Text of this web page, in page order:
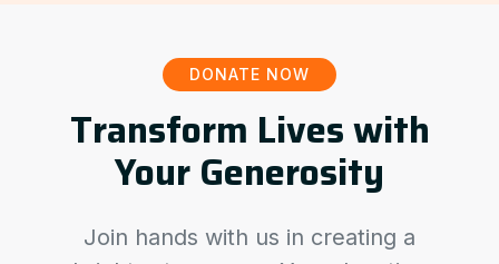
DONATE NOW
Transform Lives with
Your Generosity
Join hands with us in creating a